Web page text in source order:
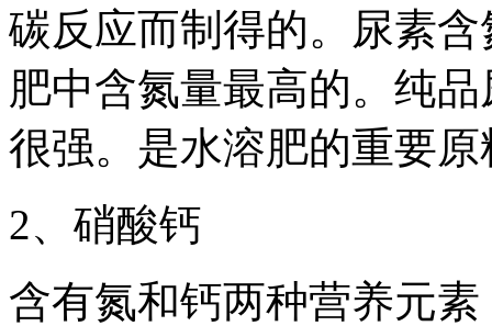
碳反应而制得的。尿素
肥中含氮量最高的。纯
很强。是水溶肥的重要原
2、硝酸钙
含有氮和钙两种营养元